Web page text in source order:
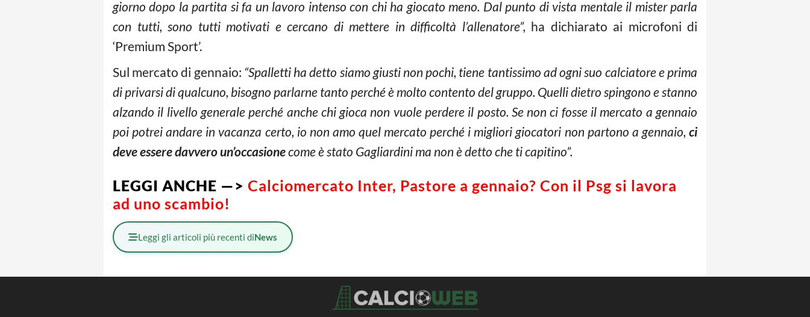
giorno dopo la partita si fa un lavoro intenso con chi ha giocato meno. Dal punto di vista mentale il mister parla
con tutti, sono tutti motivati e cercano di mettere in difficoltà l’allenatore”, ha dichiarato ai microfoni di
‘Premium Sport’.
Sul mercato di gennaio: “Spalletti ha detto siamo giusti non pochi, tiene tantissimo ad ogni suo calciatore e prima
di privarsi di qualcuno, bisogno parlarne tanto perché è molto contento del gruppo. Quelli dietro spingono e stanno
alzando il livello generale perché anche chi gioca non vuole perdere il posto. Se non ci fosse il mercato a gennaio
poi potrei andare in vacanza certo, io non amo quel mercato perché i migliori giocatori non partono a gennaio, ci
deve essere davvero un’occasionecome è stato Gagliardini ma non è detto che ti capitino”.
LEGGI ANCHE —> Calciomercato Inter, Pastore a gennaio? Con il Psg si lavora
ad uno scambio!
Leggi gli articoli più recenti diNews